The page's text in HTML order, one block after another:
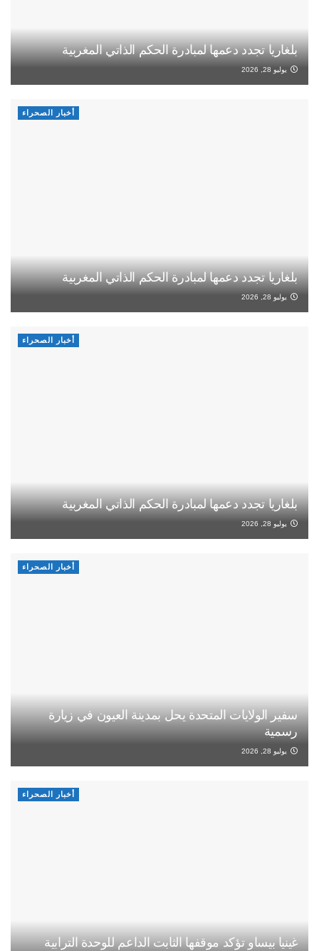
بلغاريا تجدد دعمها لمبادرة الحكم الذاتي المغربية
يوليو 28, 2026
أخبار الصحراء
بلغاريا تجدد دعمها لمبادرة الحكم الذاتي المغربية
يوليو 28, 2026
أخبار الصحراء
بلغاريا تجدد دعمها لمبادرة الحكم الذاتي المغربية
يوليو 28, 2026
أخبار الصحراء
سفير الولايات المتحدة يحل بمدينة العيون في زيارة
رسمية
يوليو 28, 2026
أخبار الصحراء
غينيا بيساو تؤكد موقفها الثابت الداعم للوحدة الترابية